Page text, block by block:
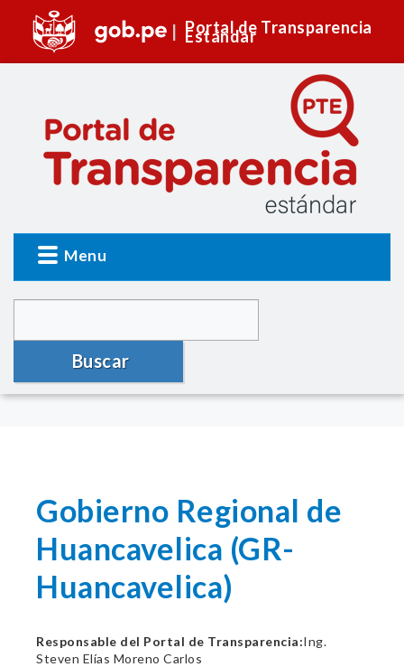
Portal de Transparencia
Estándar
Menu
Buscar
Gobierno Regional de
Huancavelica (GR-
Huancavelica)
Responsable del Portal de Transparencia:Ing.
Steven Elías Moreno Carlos